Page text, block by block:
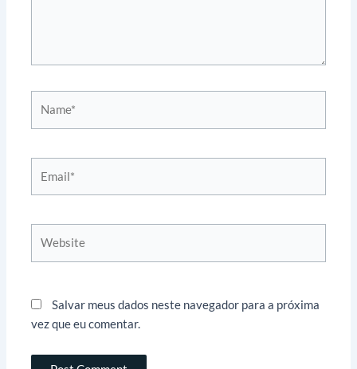
Salvar meus dados neste navegador para a próxima
vez que eu comentar.